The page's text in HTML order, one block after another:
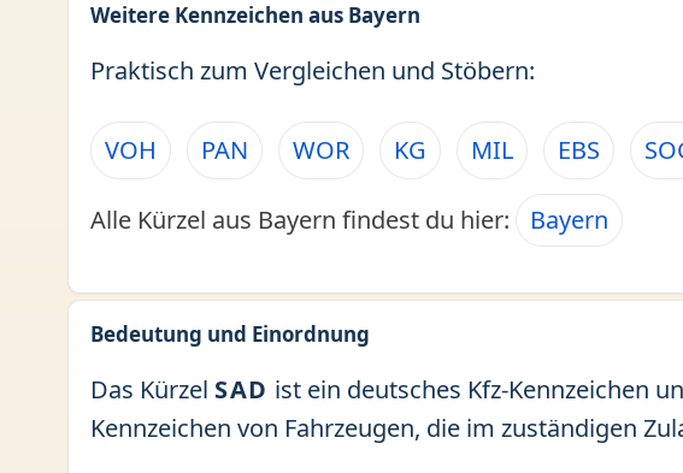
Weitere Kennzeichen aus Bayern
Praktisch zum Vergleichen und Stöbern:
VOH PAN WOR KG MIL EBS
Alle Kürzel aus Bayern findest du hier: Bayern
Bedeutung und Einordnung
Das Kürzel SAD ist ein deutsches Kfz-Kennzeichen
Kennzeichen von Fahrzeugen, die im zuständigen